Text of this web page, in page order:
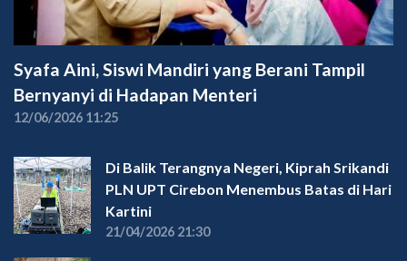
Syafa Aini, Siswi Mandiri yang Berani Tampil
Bernyanyi di Hadapan Menteri
12/06/2026 11:25
Di Balik Terangnya Negeri, Kiprah Srikandi
PLN UPT Cirebon Menembus Batas di Hari
Kartini
21/04/2026 21:30